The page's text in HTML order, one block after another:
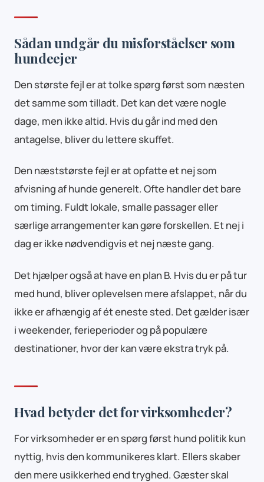
Sådan undgår du misforståelser som
hundeejer
Den største fejl er at tolke spørg først som næsten
det samme som tilladt. Det kan det være nogle
dage, men ikke altid. Hvis du går ind med den
antagelse, bliver du lettere skuffet.
Den næststørste fejl er at opfatte et nej som
afvisning af hunde generelt. Ofte handler det bare
om timing. Fuldt lokale, smalle passager eller
særlige arrangementer kan gøre forskellen. Et nej i
dag er ikke nødvendigvis et nej næste gang.
Det hjælper også at have en plan B. Hvis du er på tur
med hund, bliver oplevelsen mere afslappet, når du
ikke er afhængig af ét eneste sted. Det gælder især
i weekender, ferieperioder og på populære
destinationer, hvor der kan være ekstra tryk på.
Hvad betyder det for virksomheder?
For virksomheder er en spørg først hund politik kun
nyttig, hvis den kommunikeres klart. Ellers skaber
den mere usikkerhed end tryghed. Gæster skal